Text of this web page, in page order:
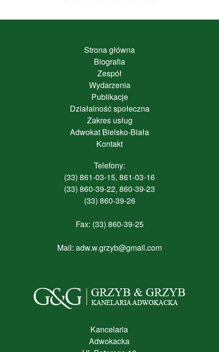
Strona główna
Biografia
Zespół
Wydarzenia
Publikacje
Działalność społeczna
Zakres usług
Adwokat Bielsko-Biała
Kontakt
Telefony:
(33) 861-03-15, 861-03-16
(33) 860-39-22, 860-39-23
(33) 860-39-26
Fax: (33) 860-39-25
Mail: adw.w.grzyb@gmail.com
Kancelaria
Adwokacka